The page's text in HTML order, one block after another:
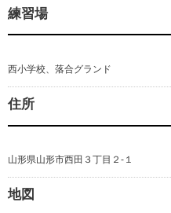
練習場
西小学校、落合グランド
住所
山形県山形市西田３丁目２-１
地図